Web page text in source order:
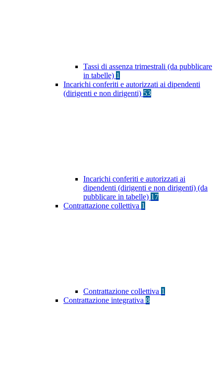
Tassi di assenza trimestrali (da pubblicare
in tabelle) 1
Incarichi conferiti e autorizzati ai dipendenti
(dirigenti e non dirigenti) 53
Incarichi conferiti e autorizzati ai
dipendenti (dirigenti e non dirigenti) (da
pubblicare in tabelle) 17
Contrattazione collettiva 1
Contrattazione collettiva 1
Contrattazione integrativa 8